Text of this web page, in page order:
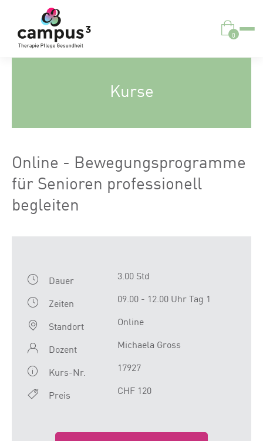
0
Kurse
Online - Bewegungsprogramme
für Senioren professionell
begleiten
Dauer
3.00 Std
Zeiten
09.00 - 12.00 Uhr Tag 1
Standort
Online
Dozent
Michaela Gross
Kurs-Nr.
17927
Preis
CHF 120